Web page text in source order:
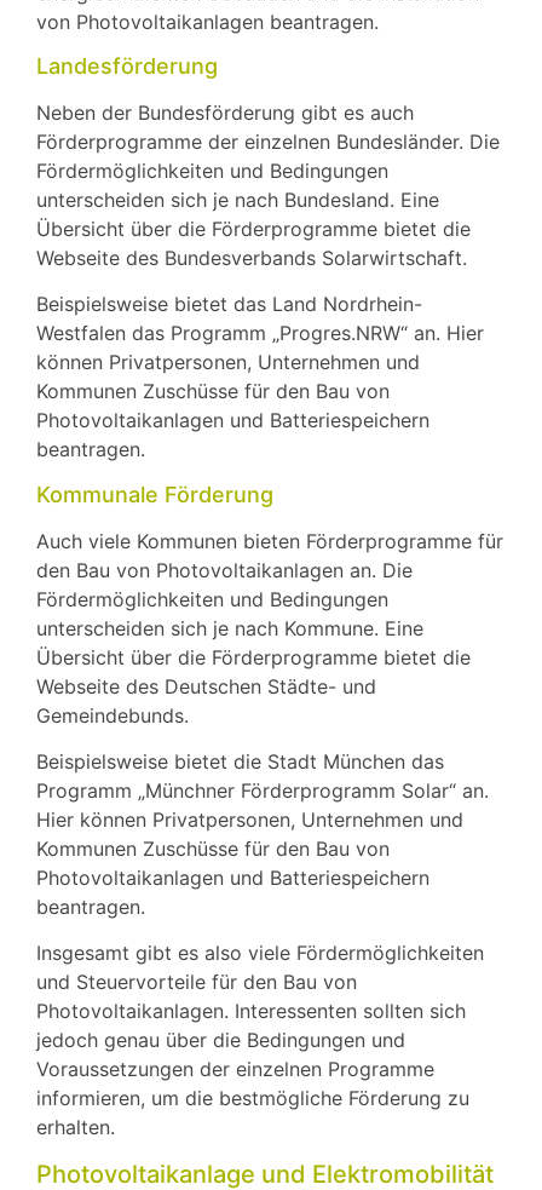
von Photovoltaikanlagen beantragen.
Landesförderung
Neben der Bundesförderung gibt es auch
Förderprogramme der einzelnen Bundesländer. Die
Fördermöglichkeiten und Bedingungen
unterscheiden sich je nach Bundesland. Eine
Übersicht über die Förderprogramme bietet die
Webseite des Bundesverbands Solarwirtschaft.
Beispielsweise bietet das Land Nordrhein-
Westfalen das Programm „Progres.NRW“ an. Hier
können Privatpersonen, Unternehmen und
Kommunen Zuschüsse für den Bau von
Photovoltaikanlagen und Batteriespeichern
beantragen.
Kommunale Förderung
Auch viele Kommunen bieten Förderprogramme für
den Bau von Photovoltaikanlagen an. Die
Fördermöglichkeiten und Bedingungen
unterscheiden sich je nach Kommune. Eine
Übersicht über die Förderprogramme bietet die
Webseite des Deutschen Städte- und
Gemeindebunds.
Beispielsweise bietet die Stadt München das
Programm „Münchner Förderprogramm Solar“ an.
Hier können Privatpersonen, Unternehmen und
Kommunen Zuschüsse für den Bau von
Photovoltaikanlagen und Batteriespeichern
beantragen.
Insgesamt gibt es also viele Fördermöglichkeiten
und Steuervorteile für den Bau von
Photovoltaikanlagen. Interessenten sollten sich
jedoch genau über die Bedingungen und
Voraussetzungen der einzelnen Programme
informieren, um die bestmögliche Förderung zu
erhalten.
Photovoltaikanlage und Elektromobilität